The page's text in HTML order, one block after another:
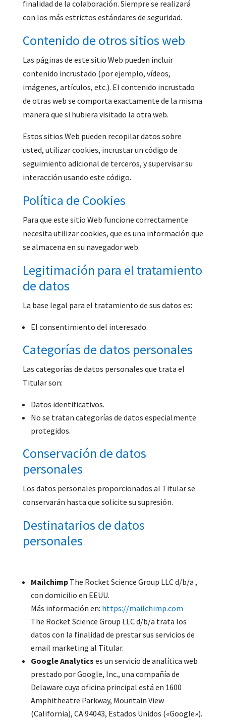
finalidad de la colaboración. Siempre se realizará
con los más estrictos estándares de seguridad.
Contenido de otros sitios web
Las páginas de este sitio Web pueden incluir
contenido incrustado (por ejemplo, vídeos,
imágenes, artículos, etc.). El contenido incrustado
de otras web se comporta exactamente de la misma
manera que si hubiera visitado la otra web.
Estos sitios Web pueden recopilar datos sobre
usted, utilizar cookies, incrustar un código de
seguimiento adicional de terceros, y supervisar su
interacción usando este código.
Política de Cookies
Para que este sitio Web funcione correctamente
necesita utilizar cookies, que es una información que
se almacena en su navegador web.
Legitimación para el tratamiento
de datos
La base legal para el tratamiento de sus datos es:
El consentimiento del interesado.
Categorías de datos personales
Las categorías de datos personales que trata el
Titular son:
Datos identificativos.
No se tratan categorías de datos especialmente
protegidos.
Conservación de datos
personales
Los datos personales proporcionados al Titular se
conservarán hasta que solicite su supresión.
Destinatarios de datos
personales
MailchimpThe Rocket Science Group LLC d/b/a ,
con domicilio en EEUU.
Más información en: https://mailchimp.com
The Rocket Science Group LLC d/b/a trata los
datos con la finalidad de prestar sus servicios de
email marketing al Titular.
Google Analytics es un servicio de analítica web
prestado por Google, Inc., una compañía de
Delaware cuya oficina principal está en 1600
Amphitheatre Parkway, Mountain View
(California), CA 94043, Estados Unidos («Google»).